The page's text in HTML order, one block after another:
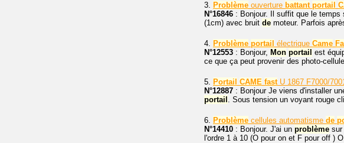
3. Problème ouverture battant portail
N°16846 : Bonjour. Il suffit que le temps
(1cm) avec bruit de moteur. Parfois
4. Problème portail électrique Came
N°12553 : Bonjour, Mon portail est
ce que ça peut provenir des photo-
5. Portail CAME fastU 1867 F7000/
N°12887 : Bonjour Je viens d'installer
portail . Sous tension un voyant rouge
6. Problème cellules automatisme de
N°14410 : Bonjour. J'ai un problème sur
l'ordre 1 à 10 (O pour on et F pour off )